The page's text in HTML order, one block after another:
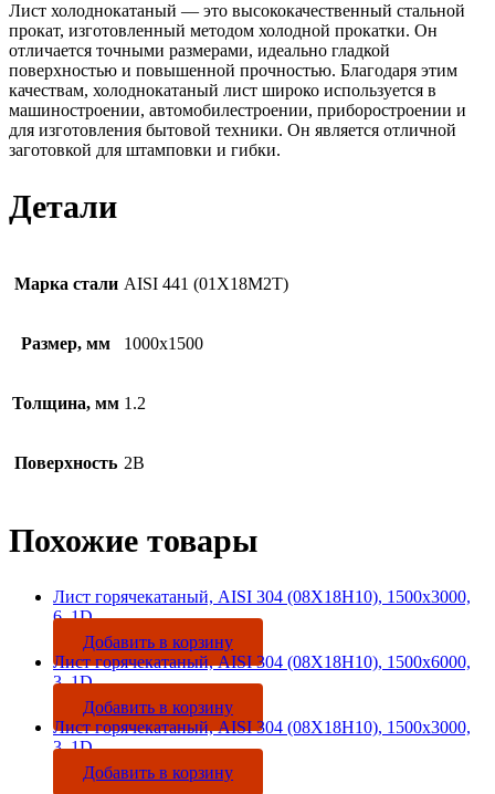
Лист холоднокатаный — это высококачественный стальной
прокат, изготовленный методом холодной прокатки. Он
отличается точными размерами, идеально гладкой
поверхностью и повышенной прочностью. Благодаря этим
качествам, холоднокатаный лист широко используется в
машиностроении, автомобилестроении, приборостроении и
для изготовления бытовой техники. Он является отличной
заготовкой для штамповки и гибки.
Детали
Марка стали AISI 441 (01Х18М2Т)
Размер, мм 1000х1500
Толщина, мм 1.2
Поверхность 2B
Похожие товары
Лист горячекатаный, AISI 304 (08Х18Н10), 1500х3000,
6, 1D
Добавить в корзину
Лист горячекатаный, AISI 304 (08Х18Н10), 1500х6000,
3, 1D
Добавить в корзину
Лист горячекатаный, AISI 304 (08Х18Н10), 1500х3000,
3, 1D
Добавить в корзину